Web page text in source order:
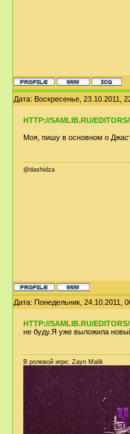
Дата: Воскресенье, 23.10.2011,
HTTP://SAMLIB.RU/
Моя, пишу в основном о
@dashidza
Дата: Понедельник, 24.10.2011,
HTTP://SAMLIB.RU/
не буду.Я уже выложила
В ролевой игре: Zayn Malik